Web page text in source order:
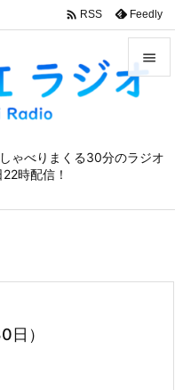
ゃべりまくる30分のラジオ
時配信！


サイド

 RSS Feedly
日）